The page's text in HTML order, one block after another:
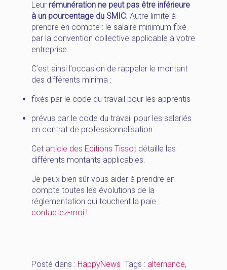
Leur rémunération ne peut pas être inférieure
à un pourcentage du SMIC. Autre limite à
prendre en compte : le salaire minimum fixé
par la convention collective applicable à votre
entreprise.
C’est ainsi l’occasion de rappeler le montant
des différents minima :
fixés par le code du travail pour les apprentis
prévus par le code du travail pour les salariés
en contrat de professionnalisation
Cet article des Editions Tissot détaille les
différents montants applicables.
Je peux bien sûr vous aider à prendre en
compte toutes les évolutions de la
réglementation qui touchent la paie :
contactez-moi !
Posté dans : HappyNews Tags : alternance,